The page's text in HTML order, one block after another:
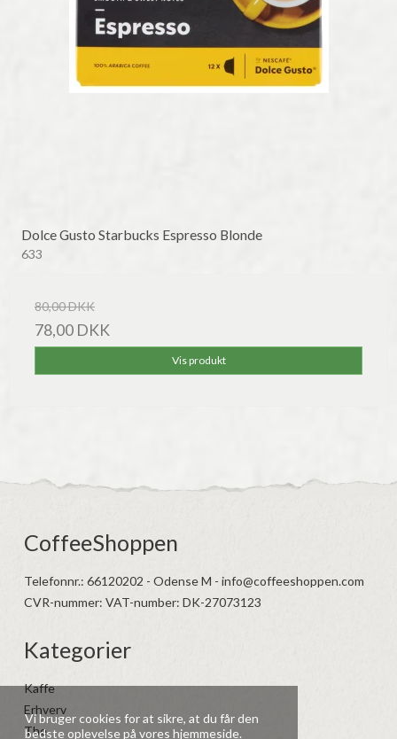
Vi bruger cookies for at sikre, at du får den
bedste oplevelse på vores hjemmeside.
Dolce Gusto Starbucks Espresso Blonde
633
80,00 DKK
78,00 DKK
Vis produkt
CoffeeShoppen
Telefonnr.: 66120202 - Odense M - info@coffeeshoppen.com
CVR-nummer: VAT-number: DK-27073123
Kategorier
Kaffe
Erhverv
The